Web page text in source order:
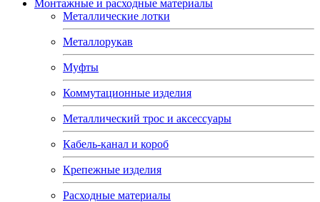
Монтажные и расходные материалы
Металлические лотки
Металлорукав
Муфты
Коммутационные изделия
Металлический трос и аксессуары
Кабель-канал и короб
Крепежные изделия
Расходные материалы